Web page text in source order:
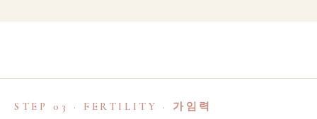
STEP 03 · FERTILITY · 가임력